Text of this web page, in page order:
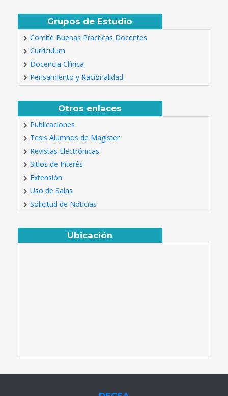
Grupos de Estudio
Comité Buenas Practicas Docentes
Currículum
Docencia Clínica
Pensamiento y Racionalidad
Otros enlaces
Publicaciones
Tesis Alumnos de Magíster
Revistas Electrónicas
Sitios de Interés
Extensión
Uso de Salas
Solicitud de Noticias
Ubicación